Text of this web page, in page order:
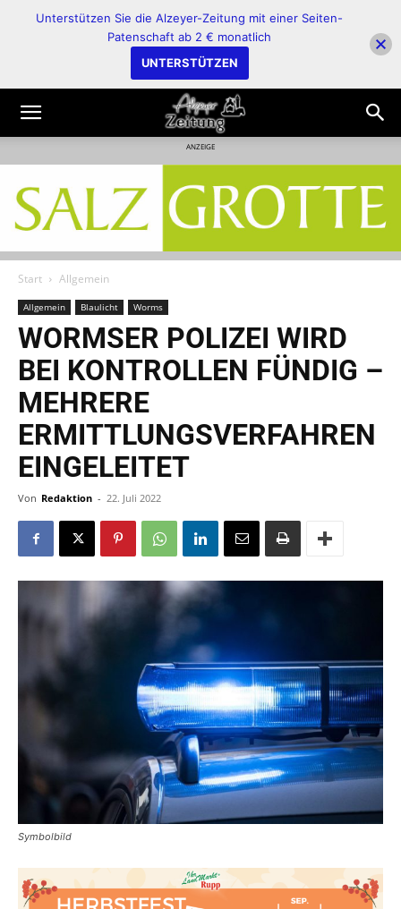
ANZEIGE
Start Allgemein
Allgemein Blaulicht Worms
WORMSER POLIZEI WIRD
BEI KONTROLLEN FÜNDIG –
MEHRERE
ERMITTLUNGSVERFAHREN
EINGELEITET
Von Redaktion - 22. Juli 2022
Symbolbild
Unterstützen Sie die Alzeyer-Zeitung mit einer Seiten-
Patenschaft ab 2 € monatlich
UNTERSTÜTZEN